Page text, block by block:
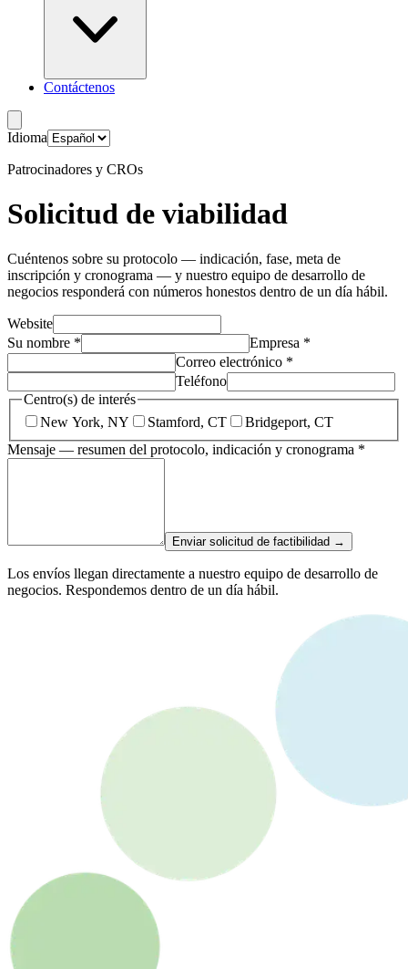
Contáctenos
Idioma
Patrocinadores y CROs
Solicitud de viabilidad
Cuéntenos sobre su protocolo — indicación, fase, meta de
inscripción y cronograma — y nuestro equipo de desarrollo de
negocios responderá con números honestos dentro de un día hábil.
Website
Su nombre *
Empresa *
Correo electrónico *
Teléfono
Centro(s) de interés
New York, NY
Stamford, CT
Bridgeport, CT
Mensaje — resumen del protocolo, indicación y cronograma *
Enviar solicitud de factibilidad →
Los envíos llegan directamente a nuestro equipo de desarrollo de
negocios. Respondemos dentro de un día hábil.